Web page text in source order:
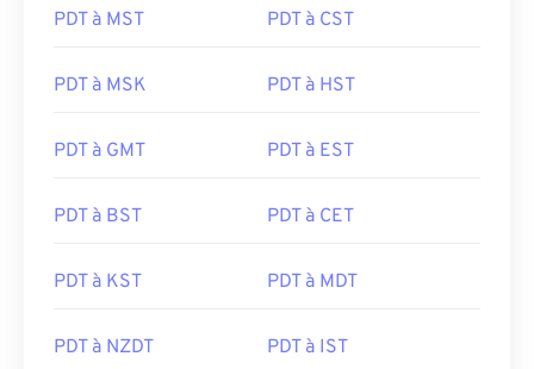
PDT à MST PDT à CST
PDT à MSK PDT à HST
PDT à GMT PDT à EST
PDT à BST PDT à CET
PDT à KST PDT à MDT
PDT à NZDT PDT à IST